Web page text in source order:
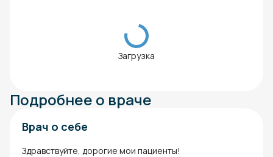
Загрузка
Подробнее о враче
Врач о себе
Здравствуйте, дорогие мои пациенты!